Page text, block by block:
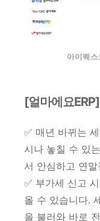
아이퀘
[얼마에요
✅ 매년 바뀌는
시나 놓칠 수 있
서 안심하고 연
✅ 부가세 신고
올 수 있습니다.
을 불러와 바로